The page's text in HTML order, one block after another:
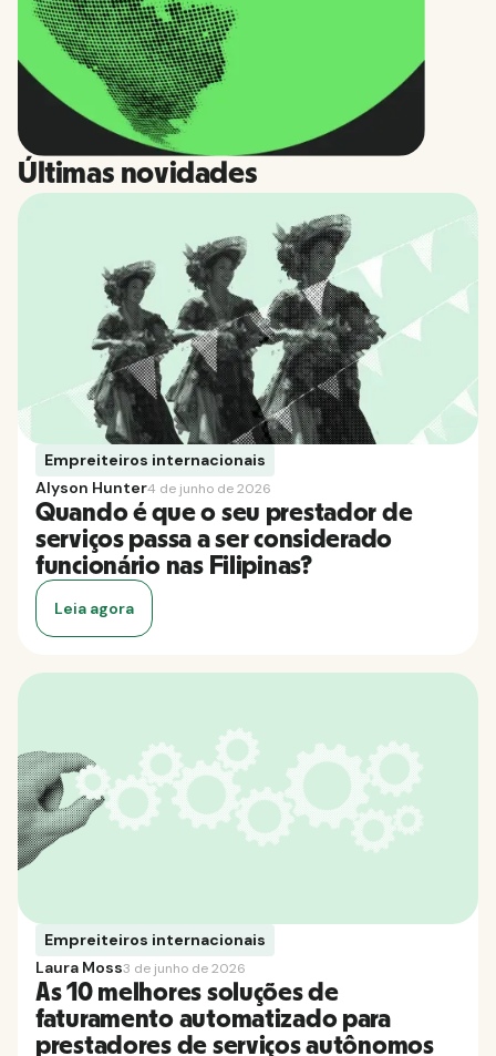
Últimas novidades
Empreiteiros internacionais
Alyson Hunter4 de junho de 2026
Quando é que o seu prestador de
serviços passa a ser considerado
funcionário nas Filipinas?
Leia agora
Empreiteiros internacionais
Laura Moss3 de junho de 2026
As 10 melhores soluções de
faturamento automatizado para
prestadores de serviços autônomos